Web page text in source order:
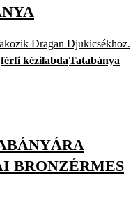
Dragan Djukicsékhoz.
férfi kézilabdaTatabánya
BRONZÉRMES